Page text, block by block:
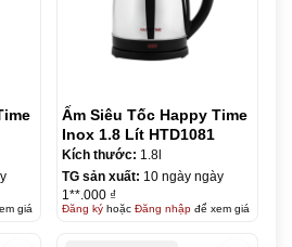
giá
Ấm Siêu Tốc Happy Time
Inox 1.8 Lít HTD1081
Kích thước: 1.8l
TG sản xuất: 10 ngày ngày
1**.000 ₫
Đăng kýhoặc Đăng nhậpđể xem giá